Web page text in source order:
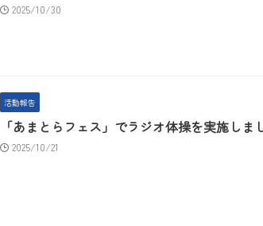
2025/10/30
活動報告
「あまとらフェス」でラジオ体操を実施しま
2025/10/21